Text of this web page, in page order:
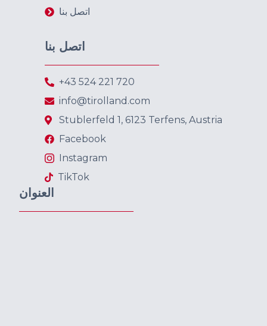
اتصل بنا
اتصل بنا
+43 524 221 720
info@tirolland.com
Stublerfeld 1, 6123 Terfens, Austria
Facebook
Instagram
TikTok
العنوان